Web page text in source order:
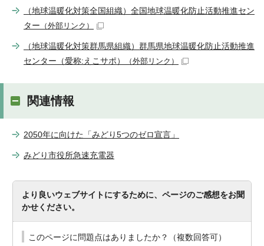
（地球温暖化対策全国組織）全国地球温暖化防止活動推進セン
ター （外部リンク）
（地球温暖化対策群馬県組織）群馬県地球温暖化防止活動推進
センター（愛称:えこサポ）
（外部リンク）
関連情報
2050年に向けた「みどり5つのゼロ宣言」
みどり市役所急速充電器
より良いウェブサイトにするために、ページのご感想をお聞
かせください。
このページに問題点はありましたか？（複数回答可）